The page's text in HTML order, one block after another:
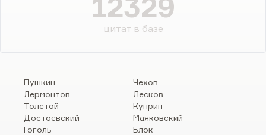
цитат в базе
Пушкин
Лермонтов
Толстой
Достоевский
Гоголь
Чехов
Лесков
Куприн
Маяковский
Блок